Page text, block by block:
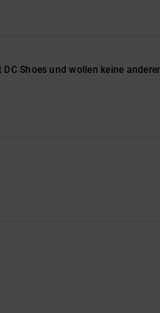
Shoes und wollen keine